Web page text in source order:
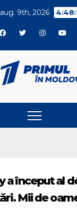
9th, 2026
a început al
Mii de